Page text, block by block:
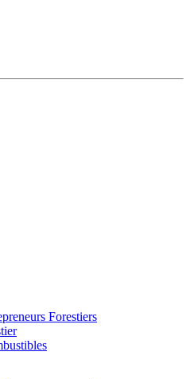
Forestiers